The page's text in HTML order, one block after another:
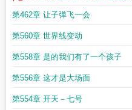
第462章 让子弹飞一会
第560章 世界线变动
第558章 是的我们有了一个孩子
第556章 这才是大场面
第554章 开天－七号